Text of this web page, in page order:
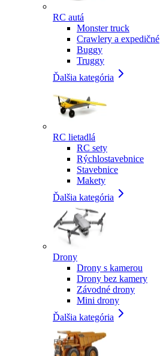
RC autá
Monster truck
Crawlery a expedičné
Buggy
Truggy
Ďalšia kategória
RC lietadlá
RC sety
Rýchlostavebnice
Stavebnice
Makety
Ďalšia kategória
Drony
Drony s kamerou
Drony bez kamery
Závodné drony
Mini drony
Ďalšia kategória